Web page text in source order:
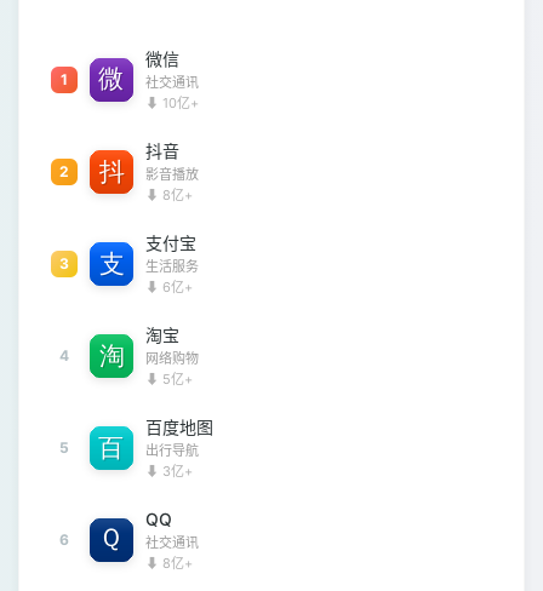
1
微信
社交通讯
⬇ 10亿+
2
抖音
影音播放
⬇ 8亿+
3
支付宝
生活服务
⬇ 6亿+
4
淘宝
网络购物
⬇ 5亿+
5
百度地图
出行导航
⬇ 3亿+
6
QQ
社交通讯
⬇ 8亿+